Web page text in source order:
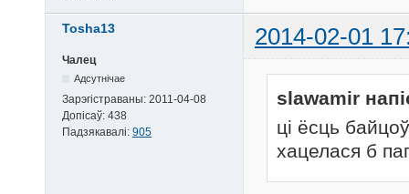
Tosha13 2014-02-01
Чалец
Адсутнічае
Зарэгістраваны: 2011-04-08
Допісаў: 438
Падзякавалі: 905
slawamir
ці ёсць
хацелася б